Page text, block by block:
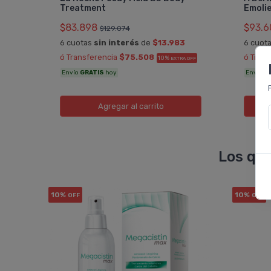
Treatment
$83.898 $129.074
6 cuotas sin interés de $13.983
ó Transferencia $75.508 10% EXTRA OFF
Envío GRATIS hoy
Agregaral carrito
6
ó
Envío
Los
10% OFF 10% OFF